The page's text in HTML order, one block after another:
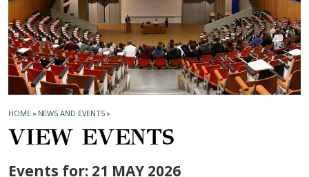
HOME» NEWS AND EVENTS»
VIEW EVENTS
Events for: 21 MAY 2026